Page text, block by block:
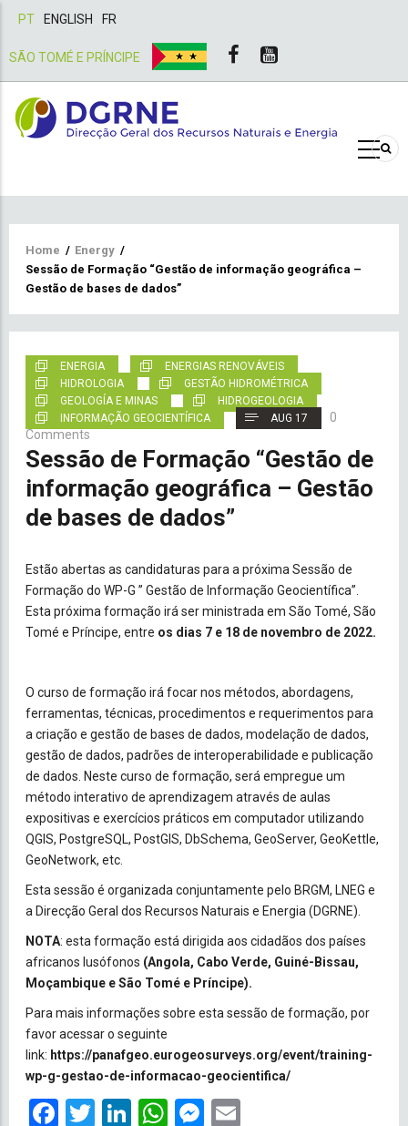
PT ENGLISH FR
SÃO TOMÉ E PRÍNCIPE
Breadcrumb
Home / Energy /
Sessão de Formação “Gestão de informação geográfica –
Gestão de bases de dados”
ENERGIA
ENERGIAS RENOVÁVEIS
HIDROLOGIA
GESTÃO HIDROMÉTRICA
GEOLOGÍA E MINAS
HIDROGEOLOGIA
INFORMAÇÃO GEOCIENTÍFICA
AUG 17
0
Comments
Sessão de Formação “Gestão de
informação geográfica – Gestão
de bases de dados”
Estão abertas as candidaturas para a próxima Sessão de
Formação do WP-G ” Gestão de Informação Geocientífica”.
Esta próxima formação irá ser ministrada em São Tomé, São
Tomé e Príncipe, entre os dias 7 e 18 de novembro de 2022.
O curso de formação irá focar nos métodos, abordagens,
ferramentas, técnicas, procedimentos e requerimentos para
a criação e gestão de bases de dados, modelação de dados,
gestão de dados, padrões de interoperabilidade e publicação
de dados. Neste curso de formação, será empregue um
método interativo de aprendizagem através de aulas
expositivas e exercícios práticos em computador utilizando
QGIS, PostgreSQL, PostGIS, DbSchema, GeoServer, GeoKettle,
GeoNetwork, etc.
Esta sessão é organizada conjuntamente pelo BRGM, LNEG e
a Direcção Geral dos Recursos Naturais e Energia (DGRNE).
NOTA: esta formação está dirigida aos cidadãos dos países
africanos lusófonos (Angola, Cabo Verde, Guiné-Bissau,
Moçambique e São Tomé e Príncipe).
Para mais informações sobre esta sessão de formação, por
favor acessar o seguinte
link: https://panafgeo.eurogeosurveys.org/event/training-
wp-g-gestao-de-informacao-geocientifica/
Facebook
Twitter
LinkedIn
WhatsApp
Messenger